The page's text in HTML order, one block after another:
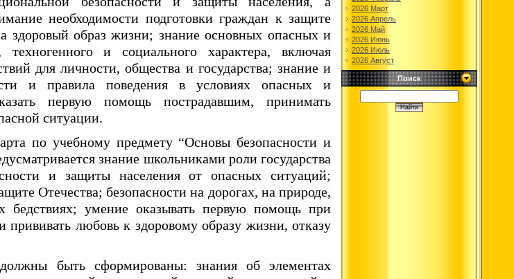
необходимости подготовки граждан к защите
здоровый образ жизни; знание основных опасных и
и социального характера, включая
для личности, общества и государства; знание и
и правила поведения в условиях опасных и
первую помощь пострадавшим, принимать
ситуации.
по учебному предмету “Основы безопасности и
знание школьниками роли государства
и защиты населения от опасных ситуаций;
Отечества; безопасности на дорогах, на природе,
бедствиях; умение оказывать первую помощь при
прививать любовь к здоровому образу жизни, отказу
быть сформированы: знания об элементах
2026 Март
2026 Апрель
2026 Май
2026 Июнь
2026 Июль
2026 Август
Поиск